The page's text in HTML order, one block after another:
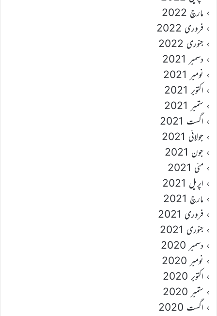
مارچ 2022
فروری 2022
جنوری 2022
دسمبر 2021
نومبر 2021
اکتوبر 2021
ستمبر 2021
اگست 2021
جولائی 2021
جون 2021
مئی 2021
اپریل 2021
مارچ 2021
فروری 2021
جنوری 2021
دسمبر 2020
نومبر 2020
اکتوبر 2020
ستمبر 2020
اگست 2020